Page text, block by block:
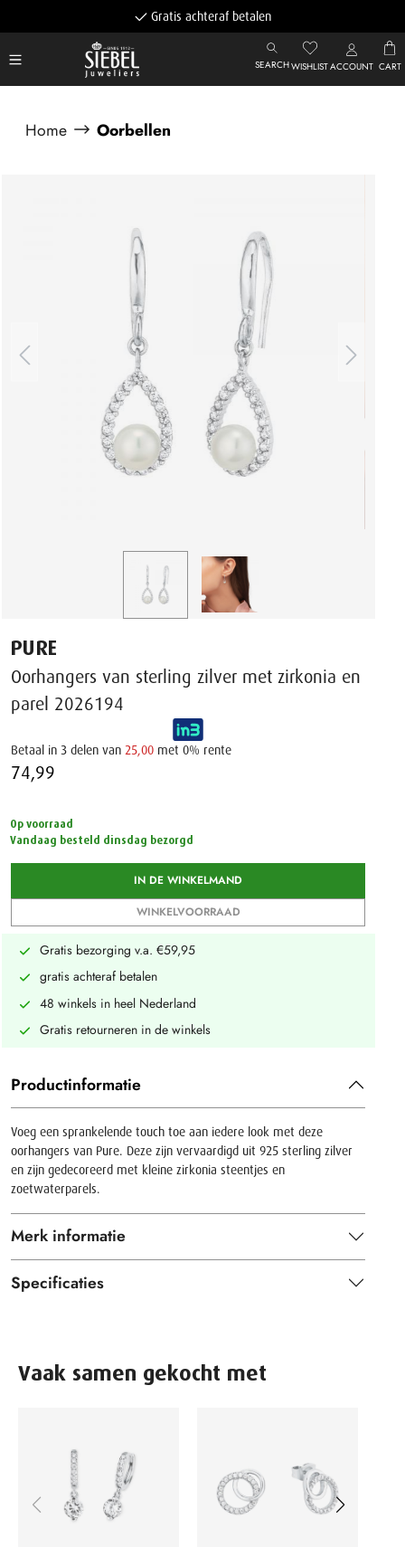
Gratis achteraf betalen
SEARCHWISHLISTACCOUNT CART
Home Oorbellen
PURE
Oorhangers van sterling zilver met zirkonia en
parel 2026194
Betaal in 3 delen van 25,00 met 0% rente
74,99 ‌
Op voorraad
Vandaag besteld dinsdag bezorgd
IN DE WINKELMAND
WINKELVOORRAAD
Gratis bezorging v.a. €59,95
gratis achteraf betalen
48 winkels in heel Nederland
Gratis retourneren in de winkels
Productinformatie
Voeg een sprankelende touch toe aan iedere look met deze
oorhangers van Pure. Deze zijn vervaardigd uit 925 sterling zilver
en zijn gedecoreerd met kleine zirkonia steentjes en
zoetwaterparels.
Merk informatie
Specificaties
Vaak samen gekocht met